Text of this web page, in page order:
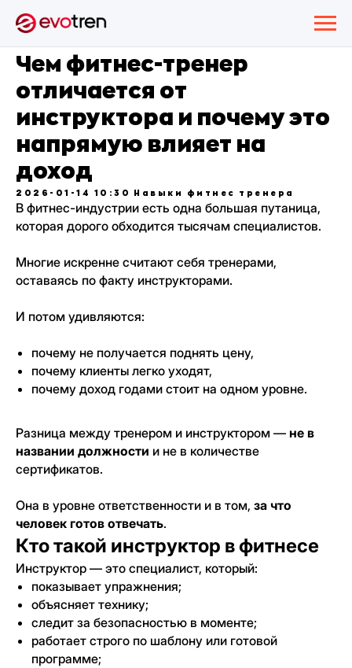
Чем фитнес-тренер
отличается от
инструктора и почему это
напрямую влияет на
доход
2026-01-14 10:30 Навыки фитнес тренера
В фитнес-индустрии есть одна большая путаница,
которая дорого обходится тысячам специалистов.
Многие искренне считают себя тренерами,
оставаясь по факту инструкторами.
И потом удивляются:
почему не получается поднять цену,
почему клиенты легко уходят,
почему доход годами стоит на одном уровне.
Разница между тренером и инструктором — не в
названии должности и не в количестве
сертификатов.
Она в уровне ответственности и в том, за что
человек готов отвечать.
Кто такой инструктор в фитнесе
Инструктор — это специалист, который:
показывает упражнения;
объясняет технику;
следит за безопасностью в моменте;
работает строго по шаблону или готовой
программе;